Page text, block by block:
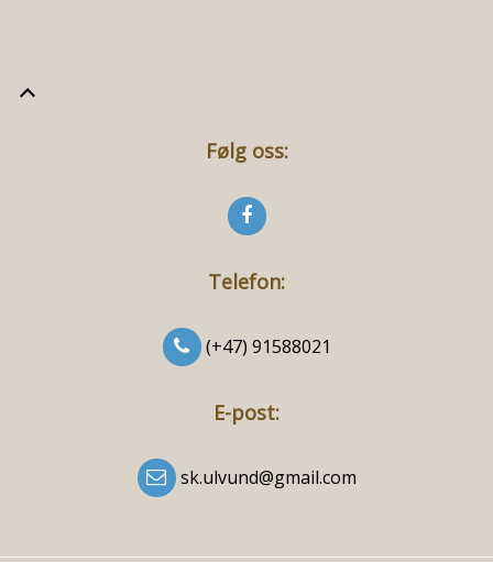
Følg oss:
Telefon:
(+47) 91588021
E-post:
sk.ulvund@gmail.com